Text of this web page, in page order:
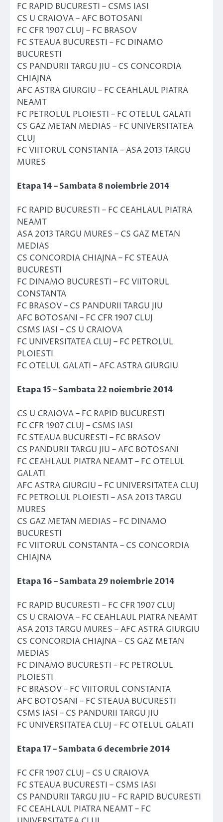
FC RAPID BUCURESTI – CSMS IASI
CS U CRAIOVA – AFC BOTOSANI
FC CFR 1907 CLUJ – FC BRASOV
FC STEAUA BUCURESTI – FC DINAMO
BUCURESTI
CS PANDURII TARGU JIU – CS CONCORDIA
CHIAJNA
AFC ASTRA GIURGIU – FC CEAHLAUL PIATRA
NEAMT
FC PETROLUL PLOIESTI – FC OTELUL GALATI
CS GAZ METAN MEDIAS – FC UNIVERSITATEA
CLUJ
FC VIITORUL CONSTANTA – ASA 2013 TARGU
MURES
Etapa 14 – Sambata 8 noiembrie 2014
FC RAPID BUCURESTI – FC CEAHLAUL PIATRA
NEAMT
ASA 2013 TARGU MURES – CS GAZ METAN
MEDIAS
CS CONCORDIA CHIAJNA – FC STEAUA
BUCURESTI
FC DINAMO BUCURESTI – FC VIITORUL
CONSTANTA
FC BRASOV – CS PANDURII TARGU JIU
AFC BOTOSANI – FC CFR 1907 CLUJ
CSMS IASI – CS U CRAIOVA
FC UNIVERSITATEA CLUJ – FC PETROLUL
PLOIESTI
FC OTELUL GALATI – AFC ASTRA GIURGIU
Etapa 15 – Sambata 22 noiembrie 2014
CS U CRAIOVA – FC RAPID BUCURESTI
FC CFR 1907 CLUJ – CSMS IASI
FC STEAUA BUCURESTI – FC BRASOV
CS PANDURII TARGU JIU – AFC BOTOSANI
FC CEAHLAUL PIATRA NEAMT – FC OTELUL
GALATI
AFC ASTRA GIURGIU – FC UNIVERSITATEA CLUJ
FC PETROLUL PLOIESTI – ASA 2013 TARGU
MURES
CS GAZ METAN MEDIAS – FC DINAMO
BUCURESTI
FC VIITORUL CONSTANTA – CS CONCORDIA
CHIAJNA
Etapa 16 – Sambata 29 noiembrie 2014
FC RAPID BUCURESTI – FC CFR 1907 CLUJ
CS U CRAIOVA – FC CEAHLAUL PIATRA NEAMT
ASA 2013 TARGU MURES – AFC ASTRA GIURGIU
CS CONCORDIA CHIAJNA – CS GAZ METAN
MEDIAS
FC DINAMO BUCURESTI – FC PETROLUL
PLOIESTI
FC BRASOV – FC VIITORUL CONSTANTA
AFC BOTOSANI – FC STEAUA BUCURESTI
CSMS IASI – CS PANDURII TARGU JIU
FC UNIVERSITATEA CLUJ – FC OTELUL GALATI
Etapa 17 – Sambata 6 decembrie 2014
FC CFR 1907 CLUJ – CS U CRAIOVA
FC STEAUA BUCURESTI – CSMS IASI
CS PANDURII TARGU JIU – FC RAPID BUCURESTI
FC CEAHLAUL PIATRA NEAMT – FC